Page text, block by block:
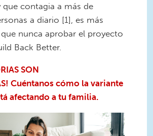
que contagia a más de
a diario [1], es más
nunca aprobar el proyecto
Back Better.
SON
Cuéntanos cómo la variante
afectando a tu familia.